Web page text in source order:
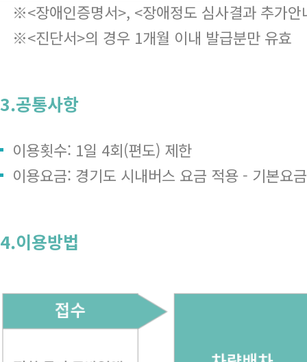
※<장애인증명서>, <장애정도 심사결과 추가
※<진단서>의 경우 1개월 이내 발급분만 유효
3.공통사항
이용횟수: 1일 4회(편도) 제한
이용요금: 경기도 시내버스 요금 적용 - 기본
4.이용방법